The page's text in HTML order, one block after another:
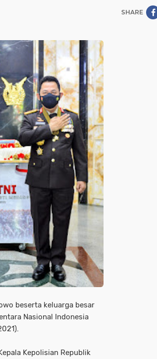
SHARE
beserta keluarga besar
Nasional Indonesia
Kepolisian Republik